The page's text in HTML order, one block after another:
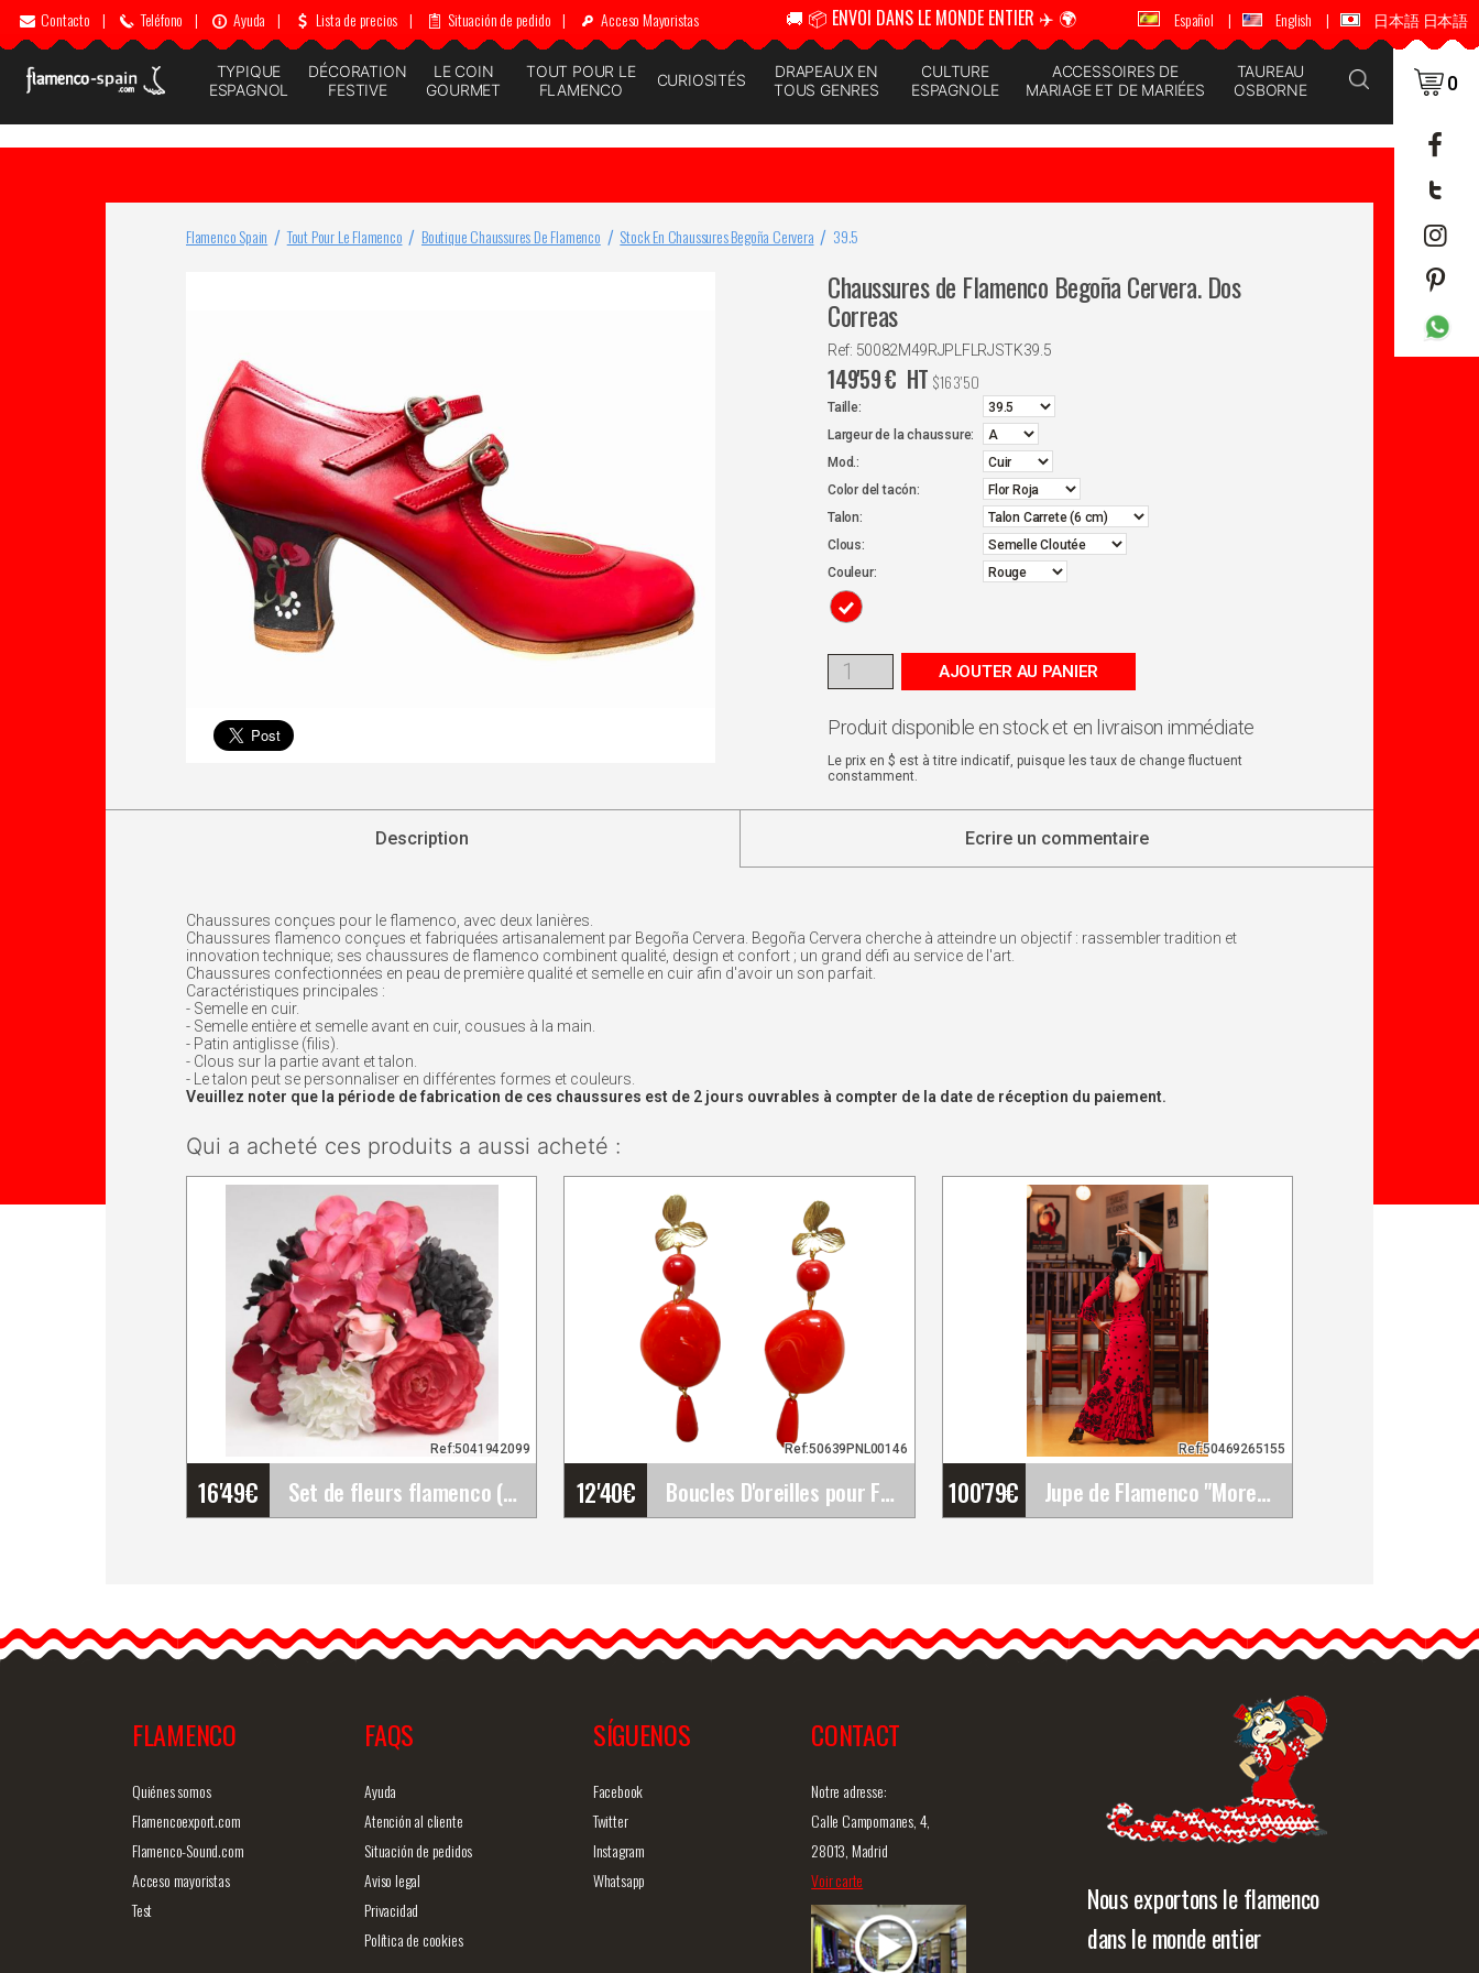
Contacto | Teléfono | Ayuda | Lista de precios | Situación de pedido | Acceso Mayoristas 🚚 📦 ENVOI DANS LE MONDE ENTIER ✈️ 🌍 🚚 📦 ENVOI DANS LE MONDE ENTIER ✈️ 🌍
Español | English | 日本語 日本語
TYPIQUE
ESPAGNOL
DÉCORATION
FESTIVE
LE COIN
GOURMET
TOUT POUR LE
FLAMENCO
CURIOSITÉS
DRAPEAUX EN
TOUS GENRES
CULTURE
ESPAGNOLE
ACCESSOIRES DE
MARIAGE ET DE MARIÉES
TAUREAU
OSBORNE
0
Flamenco Spain Tout Pour Le Flamenco Boutique Chaussures De Flamenco Stock En Chaussures Begoña Cervera 39.5
Chaussures de Flamenco Begoña Cervera. Dos
Correas
Ref: 50082M49RJPLFLRJSTK39.5
149'59€ HT $163'50
Taille:
Largeur de la chaussure:
Mod.:
Color del tacón:
Talon:
Clous:
Couleur:
AJOUTER AU PANIER
Produit disponible en stock et en livraison immédiate
Le prix en $ est à titre indicatif, puisque les taux de change fluctuent
constamment.
Description Ecrire un commentaire
Chaussures conçues pour le flamenco, avec deux lanières.
Chaussures flamenco conçues et fabriquées artisanalement par Begoña Cervera. Begoña Cervera cherche à atteindre un objectif : rassembler tradition et
innovation technique; ses chaussures de flamenco combinent qualité, design et confort ; un grand défi au service de l'art.
Chaussures confectionnées en peau de première qualité et semelle en cuir afin d'avoir un son parfait.
Caractéristiques principales :
- Semelle en cuir.
- Semelle entière et semelle avant en cuir, cousues à la main.
- Patin antiglisse (filis).
- Clous sur la partie avant et talon.
- Le talon peut se personnaliser en différentes formes et couleurs.
Veuillez noter que la période de fabrication de ces chaussures est de 2 jours ouvrables à compter de la date de réception du paiement.
Qui a acheté ces produits a aussi acheté :
16'49€ Set de fleurs flamenco (Bouquet). Rosalba
Ref:5041942099
Il est important de se
montrer sous son meilleur
12'40€ Boucles D'oreilles pour Flamenco et Soirée
Ref:50639PNL00146
Découvrez ces boucles
d'oreilles artisanales de
100'79€ Jupe de Flamenco "Morente". Davedans
Ref:50469265155
Jupe longue avec ceinture.
Volant supérieur en tissu…
Vue rapide
FLAMENCO
Quiénes somos
Flamencoexport.com
Flamenco-Sound.com
Acceso mayoristas
Test
FAQS
Ayuda
Atención al cliente
Situación de pedidos
Aviso legal
Privacidad
Política de cookies
SÍGUENOS
Facebook
Twitter
Instagram
Whatsapp
CONTACT
Notre adresse:
Calle Campomanes, 4,
28013, Madrid
Voir carte
Nous exportons le flamenco
dans le monde entier